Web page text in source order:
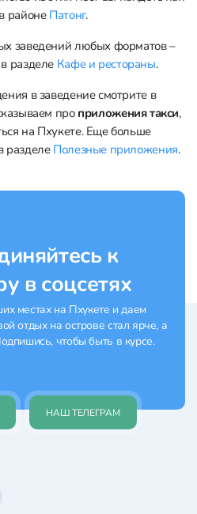
районе Патонг.
заведений любых форматов –
разделе Кафе и рестораны.
в заведение смотрите в
про приложения такси,
на Пхукете. Еще больше
разделе Полезные приложения.
к
в соцсетях
местах на Пхукете и даем
отдых на острове стал ярче, а
чтобы быть в курсе.
НАШ ТЕЛЕГРАМ